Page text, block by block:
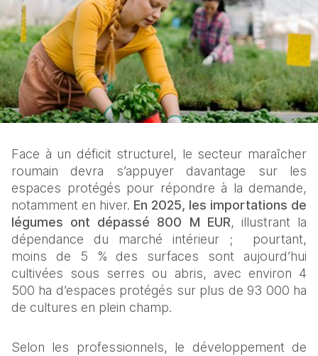
Face à un déficit structurel, le secteur maraîcher
roumain devra s’appuyer davantage sur les
espaces protégés pour répondre à la demande,
notamment en hiver. En 2025, les importations de
légumes ont dépassé 800 M EUR, illustrant la
dépendance du marché intérieur ;  pourtant,
moins de 5 % des surfaces sont aujourd’hui
cultivées sous serres ou abris, avec environ 4
500 ha d’espaces protégés sur plus de 93 000 ha
de cultures en plein champ.
Selon les professionnels, le développement de